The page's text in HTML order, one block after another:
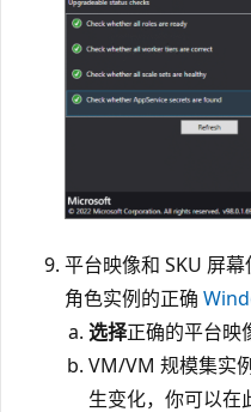
平台映像和 SKU 屏
角色实例的正确
选择正确的平台映
VM/VM 规模集实
生变化，你可以在